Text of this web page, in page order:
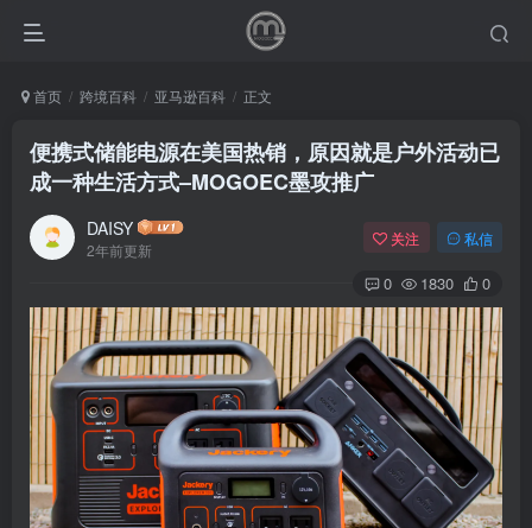
首页 跨境百科 亚马逊百科 正文
便携式储能电源在美国热销，原因就是户外活动已
成一种生活方式–MOGOEC墨攻推广
DAISY
2年前更新
关注 私信
0 1830 0